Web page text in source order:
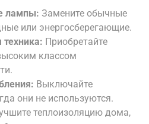
лампы: Замените обычные
или энергосберегающие.
Приобретайте
классом
Выключайте
они не используются.
теплоизоляцию дома,